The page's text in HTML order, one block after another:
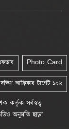
Photo Card
আফ্রিকার টার্গেট ১০৬
সর্বস্বত্ব
অনুমতি ছাড়া